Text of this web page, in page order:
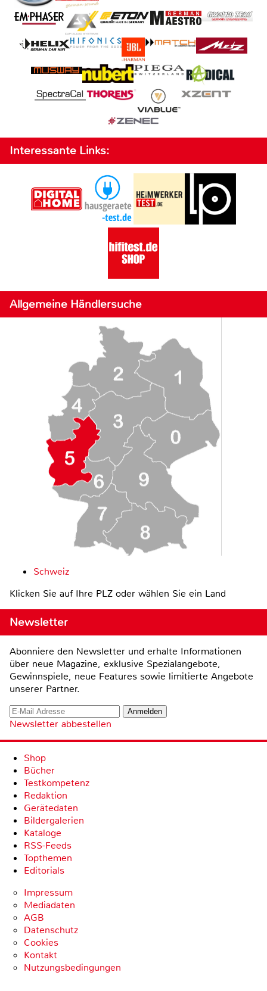
Interessante Links:
Allgemeine Händlersuche
Schweiz
Klicken Sie auf Ihre PLZ oder wählen Sie ein Land
Newsletter
Abonniere den Newsletter und erhalte Informationen
über neue Magazine, exklusive Spezialangebote,
Gewinnspiele, neue Features sowie limitierte Angebote
unserer Partner.
Newsletter abbestellen
Shop
Bücher
Testkompetenz
Redaktion
Gerätedaten
Bildergalerien
Kataloge
RSS-Feeds
Topthemen
Editorials
Impressum
Mediadaten
AGB
Datenschutz
Cookies
Kontakt
Nutzungsbedingungen